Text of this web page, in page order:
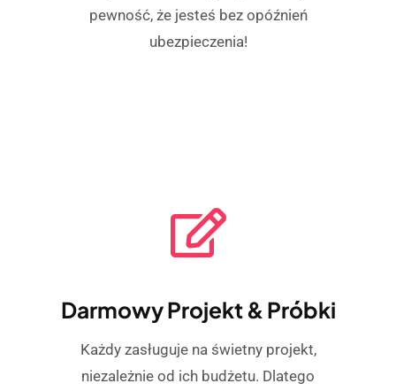
pewność, że jesteś bez opóźnień
ubezpieczenia!
Darmowy Projekt & Próbki
Każdy zasługuje na świetny projekt,
niezależnie od ich budżetu. Dlatego